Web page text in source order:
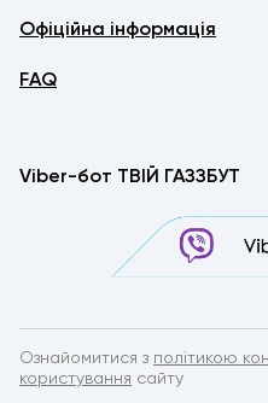
Офіційна інформація
FAQ
Viber-бот ТВІЙ ГАЗЗБУТ
Ознайомитися з політикою
користування сайту